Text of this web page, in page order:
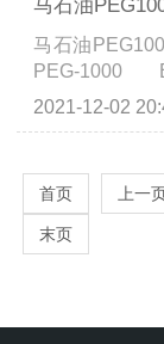
分。用作印刷
切削油、工作
活性溶剂；家
去除剂、金属
马石油
PEG-
CARBOWAX
品，唇膏、除
和美容化妆品
也用作悬浮剂
用作油膏、乳
2021-12-02
首页 上一
末页